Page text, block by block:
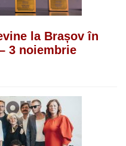
la Brașov în
3 noiembrie